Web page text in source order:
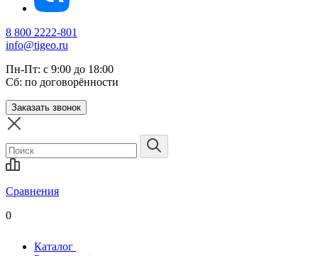
8 800 2222-801
info@tigeo.ru
Пн-Пт: с 9:00 до 18:00
Сб: по договорённости
Заказать звонок
Сравнения
0
Каталог